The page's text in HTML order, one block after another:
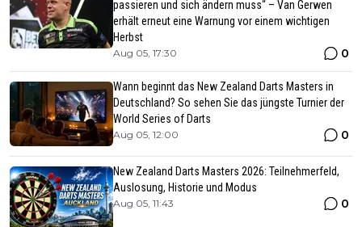
passieren und sich ändern muss“ – Van Gerwen
erhält erneut eine Warnung vor einem wichtigen
Herbst
Aug 05, 17:30 0
Wann beginnt das New Zealand Darts Masters in
Deutschland? So sehen Sie das jüngste Turnier der
World Series of Darts
Aug 05, 12:00 0
New Zealand Darts Masters 2026: Teilnehmerfeld,
Auslosung, Historie und Modus
Aug 05, 11:43 0